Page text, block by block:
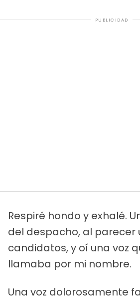
PUBLICIDAD
Respiré hondo y exhalé.
del despacho, al parecer
candidatos, y oí una voz
llamaba por mi nombre.
Una voz dolorosamente